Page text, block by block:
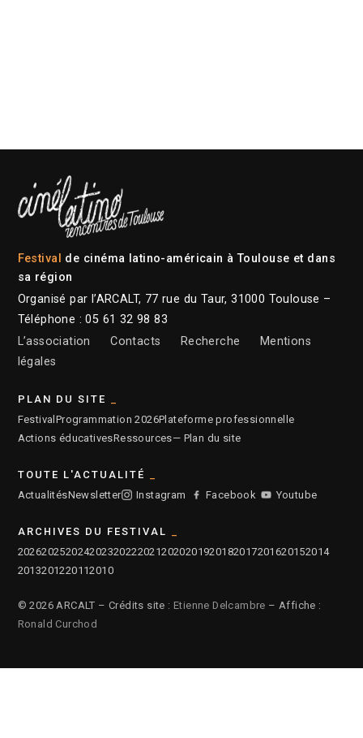
Festival de cinéma latino-américain à Toulouse et dans
sa région
Organisé par l’ARCALT, 77 rue du Taur, 31000 Toulouse –
Téléphone : 05 61 32 98 83
L’association
Contacts Recherche
Mentions
légales
PLAN DU SITE
Festival Programmation 2026Plateforme professionnelle
Actions éducativesRessources— Plan du site
TOUTE L'ACTUALITÉ
ActualitésNewsletter Instagram Facebook Youtube
ARCHIVES DU FESTIVAL
2026202520242023202220212020201920182017201620152014
2013201220112010
© 2026 ARCALT – Crédits site : Etienne Delcambre – Affiche :
Ronald Curchod